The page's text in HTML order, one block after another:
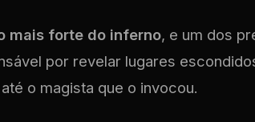
mais forte do inferno, e um dos
por revelar lugares
o magista que o invocou.